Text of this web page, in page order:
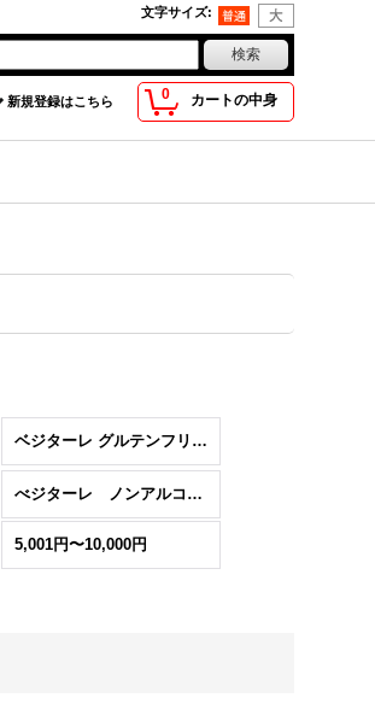
文字サイズ:
0 カートの中身
新規登録はこちら
ベジターレ グルテンフリーの米粉スイーツ特集
べジターレ ノンアルコールスパークリング特集
5,001円〜10,000円